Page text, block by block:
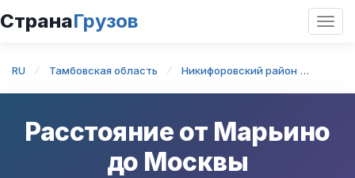
СтранаГрузов
RU Тамбовская область Никифоровский район
Расстояние от Марьино
до Москвы